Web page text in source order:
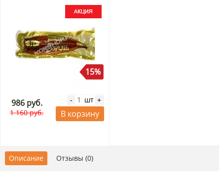
15%
986 руб.
1 160 руб.
- шт +
В корзину
Описание Отзывы (0)